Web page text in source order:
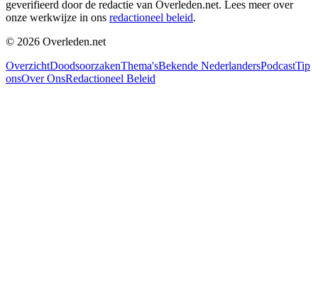
geverifieerd door de redactie van Overleden.net. Lees meer over
onze werkwijze in ons redactioneel beleid.
© 2026 Overleden.net
OverzichtDoodsoorzakenThema'sBekende NederlandersPodcastTip
onsOver OnsRedactioneel Beleid